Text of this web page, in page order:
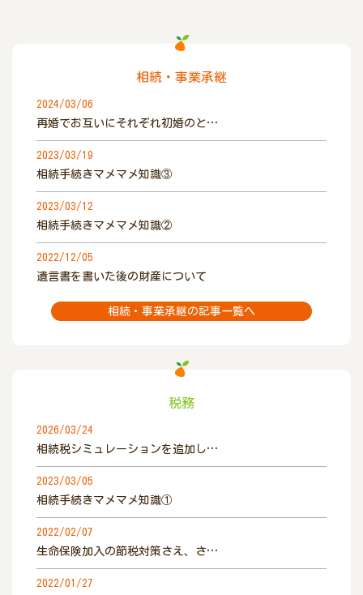
相続・事業承継
2024/03/06
再婚でお互いにそれぞれ初婚のと…
2023/03/19
相続手続きマメマメ知識③
2023/03/12
相続手続きマメマメ知識②
2022/12/05
遺言書を書いた後の財産について
相続・事業承継の記事一覧へ
税務
2026/03/24
相続税シミュレーションを追加し…
2023/03/05
相続手続きマメマメ知識①
2022/02/07
生命保険加入の節税対策さえ、さ…
2022/01/27